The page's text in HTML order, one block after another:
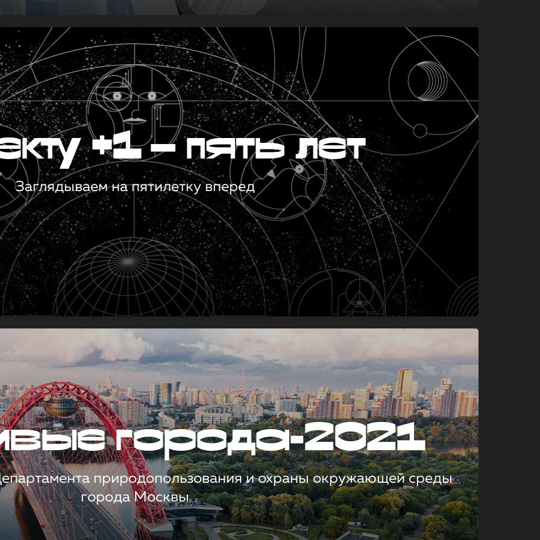
+1 — пять лет
Заглядываем на пятилетку вперед
города-2021
природопользования и охраны окружающей среды
города Москвы